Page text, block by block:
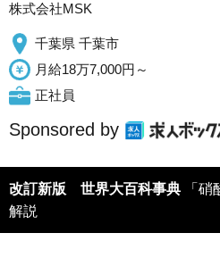
株式会社MSK
千葉県 千葉市
月給18万7,000円～
正社員
Sponsored by
改訂新版 世界大百科事典
解説